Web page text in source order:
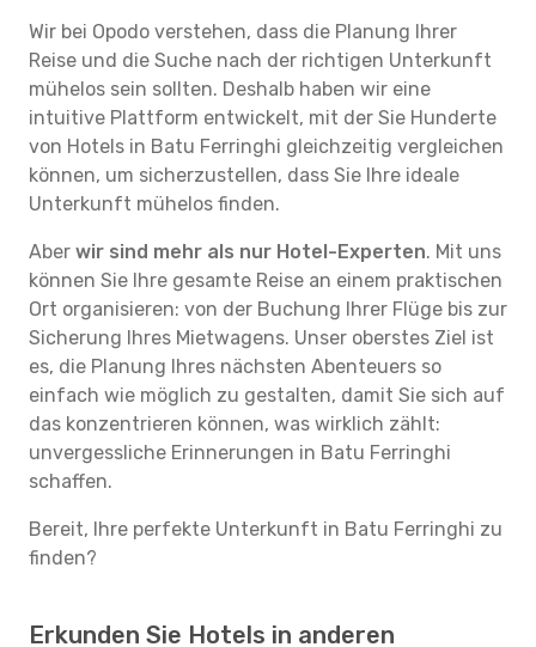
Wir bei Opodo verstehen, dass die Planung Ihrer
Reise und die Suche nach der richtigen Unterkunft
mühelos sein sollten. Deshalb haben wir eine
intuitive Plattform entwickelt, mit der Sie Hunderte
von Hotels in Batu Ferringhi gleichzeitig vergleichen
können, um sicherzustellen, dass Sie Ihre ideale
Unterkunft mühelos finden.
Aber wir sind mehr als nur Hotel-Experten. Mit uns
können Sie Ihre gesamte Reise an einem praktischen
Ort organisieren: von der Buchung Ihrer Flüge bis zur
Sicherung Ihres Mietwagens. Unser oberstes Ziel ist
es, die Planung Ihres nächsten Abenteuers so
einfach wie möglich zu gestalten, damit Sie sich auf
das konzentrieren können, was wirklich zählt:
unvergessliche Erinnerungen in Batu Ferringhi
schaffen.
Bereit, Ihre perfekte Unterkunft in Batu Ferringhi zu
finden?
Erkunden Sie Hotels in anderen